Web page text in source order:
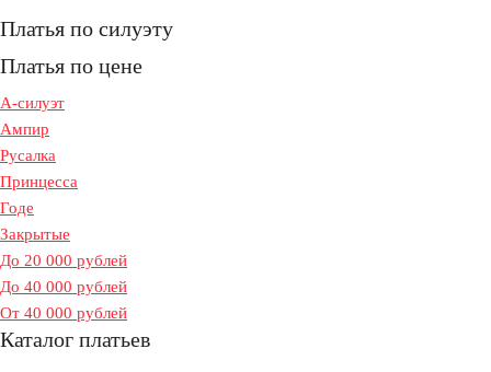
Платья по силуэту
Платья по цене
А-силуэт
Ампир
Русалка
Принцесса
Годе
Закрытые
До 20 000 рублей
До 40 000 рублей
От 40 000 рублей
Каталог платьев